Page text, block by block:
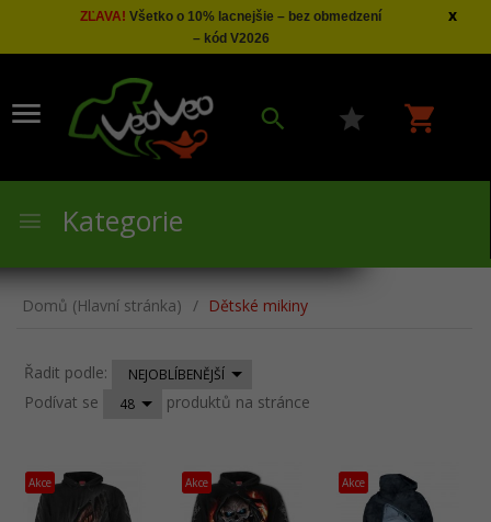
ZĽAVA! Všetko o 10% lacnejšie – bez obmedzení
– kód V2026
x
Kategorie
Domů (Hlavní stránka) Dětské mikiny
Řadit podle: sortNEJOBLÍBENĚJŠÍ
Podívat se pop48 produktů na stránce
Akce Akce Akce